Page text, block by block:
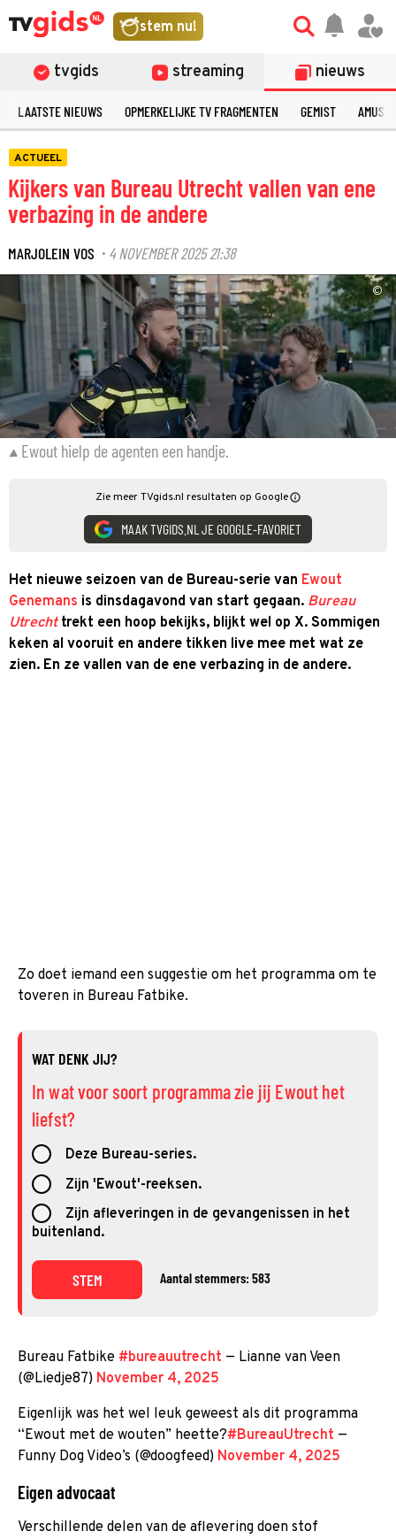
stem nu!
tvgids streaming nieuws
LAATSTE NIEUWS OPMERKELIJKE TV FRAGMENTEN GEMIST
ACTUEEL
Kijkers van Bureau Utrecht vallen van ene
verbazing in de andere
MARJOLEIN VOS · 4 NOVEMBER 2025 21:38
©
Ewout hielp de agenten een handje.
Zie meer TVgids.nl resultaten op Google
MAAK TVGIDS.NL JE GOOGLE-FAVORIET
Het nieuwe seizoen van de Bureau-serie van Ewout
Genemans is dinsdagavond van start gegaan. Bureau
Utrechttrekt een hoop bekijks, blijkt wel op X. Sommigen
keken al vooruit en andere tikken live mee met wat ze
zien. En ze vallen van de ene verbazing in de andere.
Zo doet iemand een suggestie om het programma om te
toveren in Bureau Fatbike.
WAT DENK JIJ?
In wat voor soort programma zie jij Ewout het
liefst?
Deze Bureau-series.
Zijn 'Ewout'-reeksen.
Zijn afleveringen in de gevangenissen in het
buitenland.
STEM Aantal stemmers: 583
Bureau Fatbike #bureauutrecht — Lianne van Veen
(@Liedje87) November 4, 2025
Eigenlijk was het wel leuk geweest als dit programma
“Ewout met de wouten” heette?#BureauUtrecht —
Funny Dog Video’s (@doogfeed) November 4, 2025
Eigen advocaat
Verschillende delen van de aflevering doen stof